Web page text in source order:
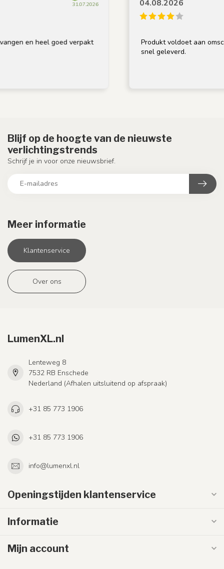
31.07.2026
en heel goed verpakt
04.08.2026
Produkt voldoet aan
snel geleverd.
Meer informatie
Klantenservice
Over ons
Blijf op de hoogte van de nieuwste
verlichtingstrends
Schrijf je in voor onze nieuwsbrief.
LumenXL.nl
Lenteweg 8
7532 RB Enschede
Nederland (Afhalen uitsluitend op afspraak)
+31 85 773 1906
+31 85 773 1906
info@lumenxl.nl
Openingstijden klantenservice
Informatie
Mijn account